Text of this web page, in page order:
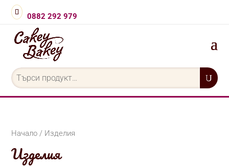
0882 292 979
Търсене
за:
Начало / Изделия
Изделия